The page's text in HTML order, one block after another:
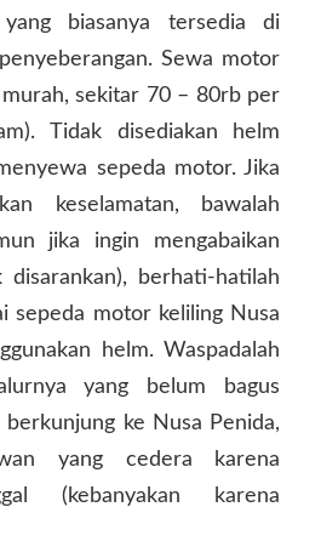
biasanya tersedia di
Sewa motor
sekitar 70 – 80rb per
Tidak disediakan helm
sepeda motor. Jika
keselamatan, bawalah
jika ingin mengabaikan
disarankan), berhati-hatilah
sepeda motor keliling Nusa
helm. Waspadalah
yang belum bagus
berkunjung ke Nusa Penida,
yang cedera karena
(kebanyakan karena